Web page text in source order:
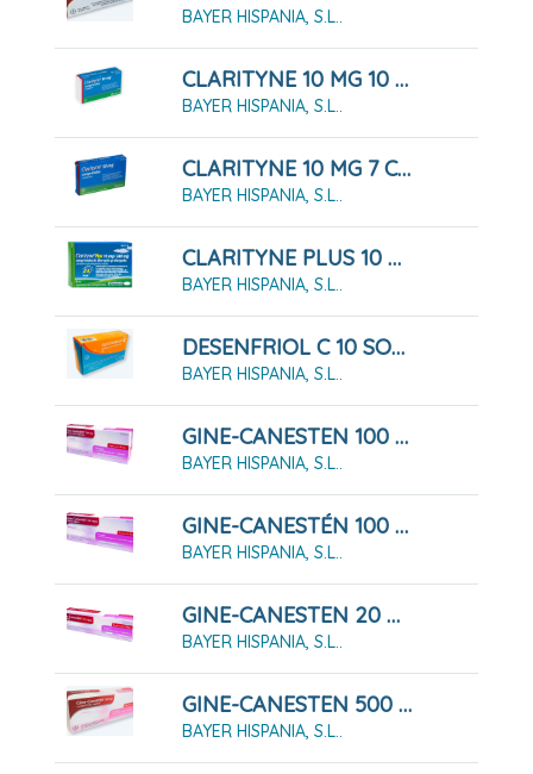
BAYER HISPANIA, S.L..
CLARITYNE 10 MG 10 COMPRIMIDOS
BAYER HISPANIA, S.L..
CLARITYNE 10 MG 7 COMPRIMIDOS
BAYER HISPANIA, S.L..
CLARITYNE PLUS 10 MG/240 MG 7 COMPRIMIDOS
BAYER HISPANIA, S.L..
DESENFRIOL C 10 SOBRES
BAYER HISPANIA, S.L..
GINE-CANESTEN 100 MG 6 COMPRIMIDOS VAGINALES
BAYER HISPANIA, S.L..
GINE-CANESTÉN 100 MG/G CREMA VAGINAL (10%) 5 GRAMOS
BAYER HISPANIA, S.L..
GINE-CANESTEN 20 MG/G CREMA 20 G
BAYER HISPANIA, S.L..
GINE-CANESTEN 500 MG 1 COMPRIMIDO VAGINAL
BAYER HISPANIA, S.L..